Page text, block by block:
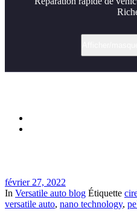
février 27, 2022
In Versatile auto blog Étiquette
versatile auto, nano technology,